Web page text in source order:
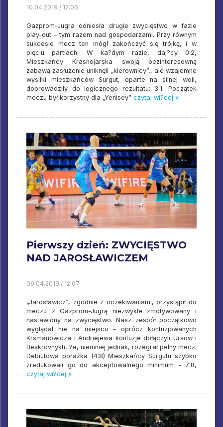
10.04.2019 / 12:06
Gazprom-Jugra odniosła drugie zwycięstwo w fazie
play-out – tym razem nad gospodarzami. Przy równym
sukcesie mecz ten mógł zakończyć się trójką, i w
pięciu partiach. W ka?dym razie, daj?cy 0:2,
Mieszkańcy Krasnojarska swoją bezinteresowną
zabawą zasłużenie uniknęli „kierownicy”., ale wzajemne
wysiłki mieszkańców Surgut, oparte na silnej woli,
doprowadziły do ​​logicznego rezultatu: 3:1. Początek
meczu był korzystny dla „Yenisey” czytaj wi?cej »
Pierwszy dzień: ZWYCIĘSTWO
NAD JAROSŁAWICZEM
09.04.2019 / 12:07
„Jarosławicz”, zgodnie z oczekiwaniami, przystąpił do
meczu z Gazprom-Jugrą niezwykle zmotywowany i
nastawiony na zwycięstwo. Nasz zespół początkowo
wyglądał nie na miejscu - oprócz kontuzjowanych
Krsmanowicza i Andriejewa kontuzje dołączyli Ursow i
Beskrovnykh, ?e, niemniej jednak, rozegrał pełny mecz.
Debiutowa porażka (4:8) Mieszkańcy Surgutu szybko
zredukowali go do akceptowalnego minimum - 7:8,
czytaj wi?cej »